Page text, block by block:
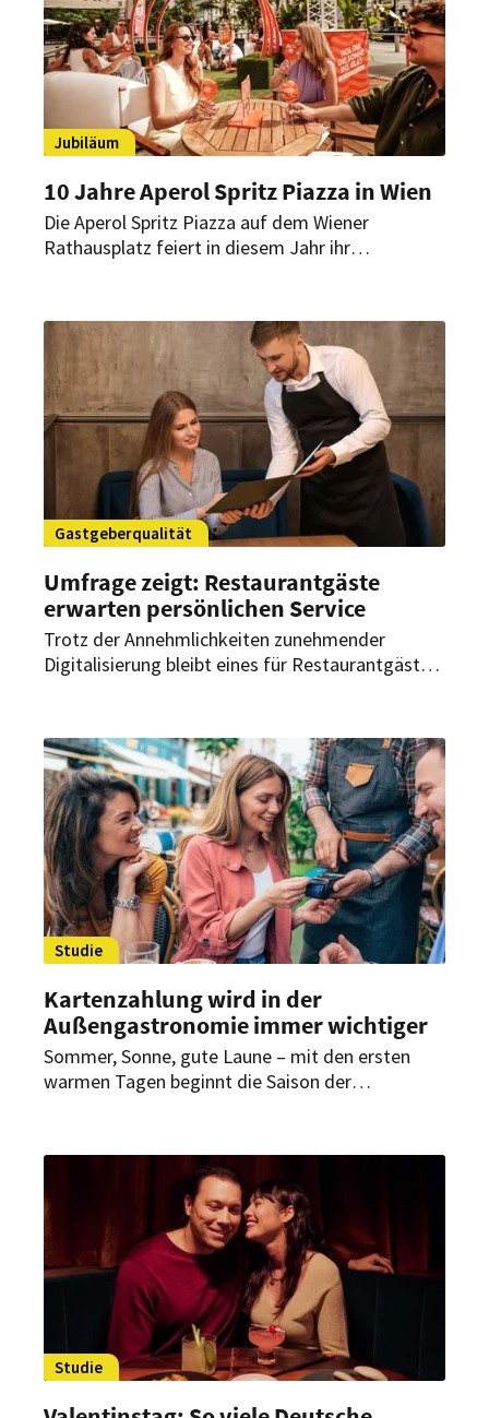
Jubiläum
10 Jahre Aperol Spritz Piazza in Wien
Die Aperol Spritz Piazza auf dem Wiener
Rathausplatz feiert in diesem Jahr ihr
Sommer-Hotspot der Stadt entwickelt und
präsentiert sich nun in neuem Design.
Gastgeberqualität
Umfrage zeigt: Restaurantgäste
erwarten persönlichen Service
Trotz der Annehmlichkeiten zunehmender
Digitalisierung bleibt eines für Restaurantgäste
Studie
Kartenzahlung wird in der
Außengastronomie immer wichtiger
Sommer, Sonne, gute Laune – mit den ersten
warmen Tagen beginnt die Saison der
fördert vor allem spontane Bestellungen – mit
positiven Effekten für den Umsatz.
Studie